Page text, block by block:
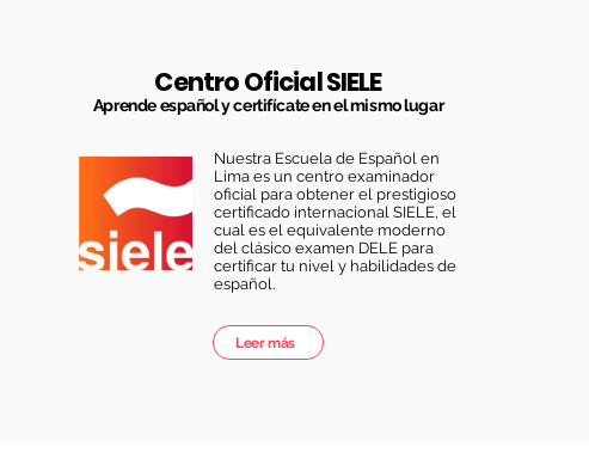
Centro Oficial SIELE
Aprende español y certifícate en el mismo lugar
Nuestra Escuela de Español en
Lima es un centro examinador
oficial para obtener el prestigioso
certificado internacional SIELE, el
cual es el equivalente moderno
del clásico examen DELE para
certificar tu nivel y habilidades de
español.
Leer más